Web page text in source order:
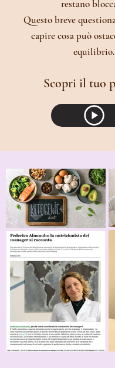
restano
Questo breve
capire cosa può
equilibrio.
Scopri il tuo